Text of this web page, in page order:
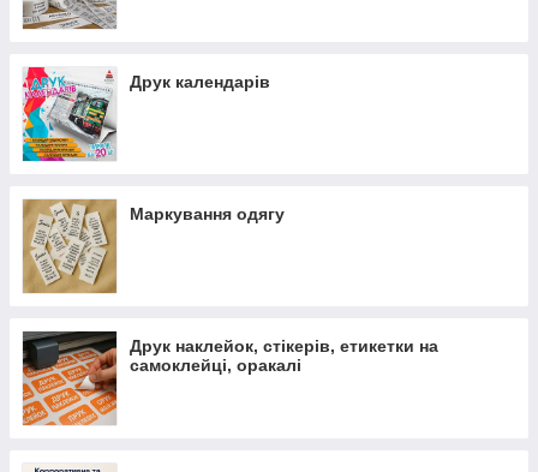
Друк календарів
Маркування одягу
Друк наклейок, стікерів, етикетки на
самоклейці, оракалі